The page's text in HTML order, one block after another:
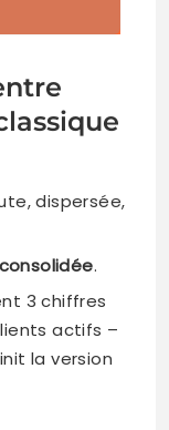
dispersée,
.
3 chiffres
actifs –
la version